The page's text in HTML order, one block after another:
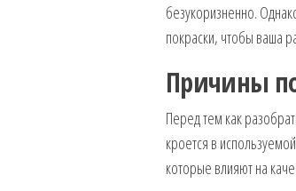
безукоризненно.
покраски, чтобы ваша
Причины
Перед тем как
кроется в
которые влияют на